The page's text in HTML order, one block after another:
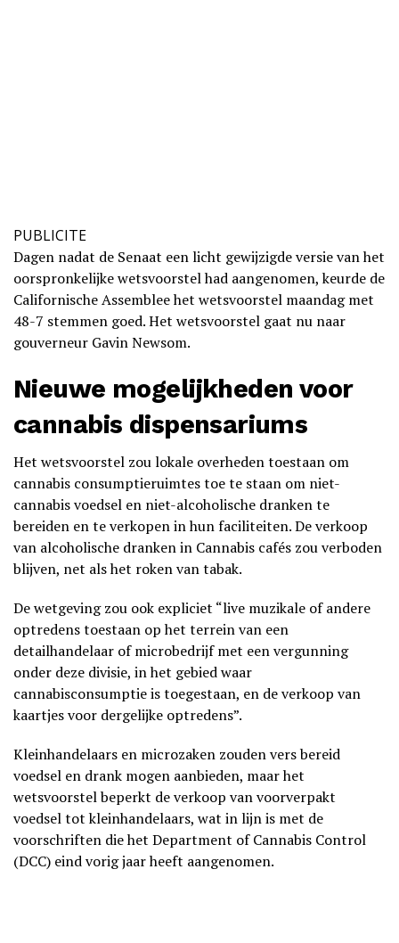
PUBLICITE
Dagen nadat de Senaat een licht gewijzigde versie van het
oorspronkelijke wetsvoorstel had aangenomen, keurde de
Californische Assemblee het wetsvoorstel maandag met
48-7 stemmen goed. Het wetsvoorstel gaat nu naar
gouverneur Gavin Newsom.
Nieuwe mogelijkheden voor
cannabis dispensariums
Het wetsvoorstel zou lokale overheden toestaan om
cannabis consumptieruimtes toe te staan om niet-
cannabis voedsel en niet-alcoholische dranken te
bereiden en te verkopen in hun faciliteiten. De verkoop
van alcoholische dranken in Cannabis cafés zou verboden
blijven, net als het roken van tabak.
De wetgeving zou ook expliciet “live muzikale of andere
optredens toestaan op het terrein van een
detailhandelaar of microbedrijf met een vergunning
onder deze divisie, in het gebied waar
cannabisconsumptie is toegestaan, en de verkoop van
kaartjes voor dergelijke optredens”.
Kleinhandelaars en microzaken zouden vers bereid
voedsel en drank mogen aanbieden, maar het
wetsvoorstel beperkt de verkoop van voorverpakt
voedsel tot kleinhandelaars, wat in lijn is met de
voorschriften die het Department of Cannabis Control
(DCC) eind vorig jaar heeft aangenomen.